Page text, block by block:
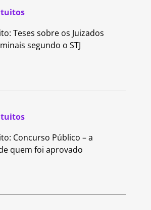
Teses sobre os Juizados
segundo o STJ
Concurso Público – a
quem foi aprovado